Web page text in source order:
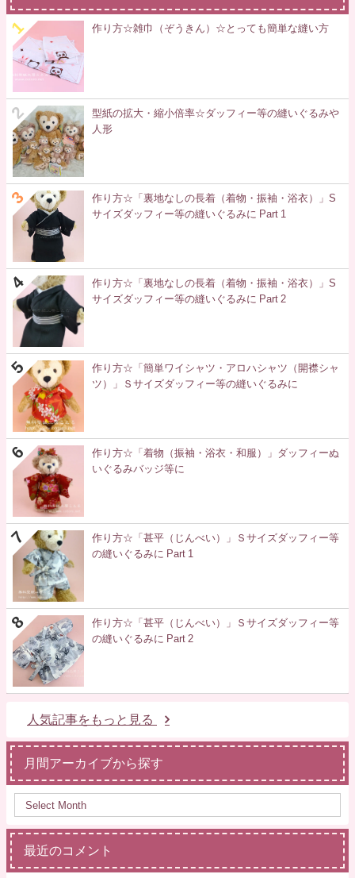
作り方☆雑巾（ぞうきん）☆とっても簡単な縫い方
型紙の拡大・縮小倍率☆ダッフィー等の縫いぐるみや
人形
作り方☆「裏地なしの長着（着物・振袖・浴衣）」S
サイズダッフィー等の縫いぐるみに Part 1
作り方☆「裏地なしの長着（着物・振袖・浴衣）」S
サイズダッフィー等の縫いぐるみに Part 2
作り方☆「簡単ワイシャツ・アロハシャツ（開襟シャ
ツ）」Ｓサイズダッフィー等の縫いぐるみに
作り方☆「着物（振袖・浴衣・和服）」ダッフィーぬ
いぐるみバッジ等に
作り方☆「甚平（じんべい）」Ｓサイズダッフィー等
の縫いぐるみに Part 1
作り方☆「甚平（じんべい）」Ｓサイズダッフィー等
の縫いぐるみに Part 2
人気記事をもっと見る
月間アーカイブから探す
最近のコメント